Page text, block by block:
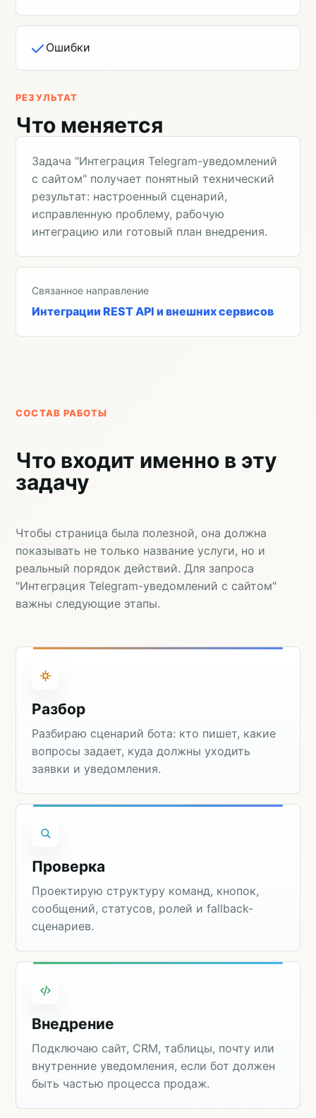
Ошибки
РЕЗУЛЬТАТ
Что меняется
Задача "Интеграция Telegram-уведомлений
с сайтом" получает понятный технический
результат: настроенный сценарий,
исправленную проблему, рабочую
интеграцию или готовый план внедрения.
Связанное направление
Интеграции REST API и внешних сервисов
СОСТАВ РАБОТЫ
Что входит именно в эту
задачу
Чтобы страница была полезной, она должна
показывать не только название услуги, но и
реальный порядок действий. Для запроса
"Интеграция Telegram-уведомлений с сайтом"
важны следующие этапы.
Разбор
Разбираю сценарий бота: кто пишет, какие
вопросы задает, куда должны уходить
заявки и уведомления.
Проверка
Проектирую структуру команд, кнопок,
сообщений, статусов, ролей и fallback-
сценариев.
Внедрение
Подключаю сайт, CRM, таблицы, почту или
внутренние уведомления, если бот должен
быть частью процесса продаж.